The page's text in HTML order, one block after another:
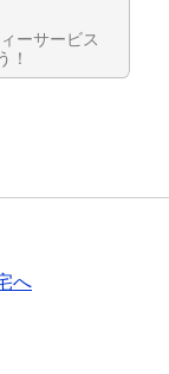
ーサービス
！